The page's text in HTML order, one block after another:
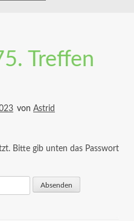
Treffen
von Astrid
Bitte gib unten das Passwort